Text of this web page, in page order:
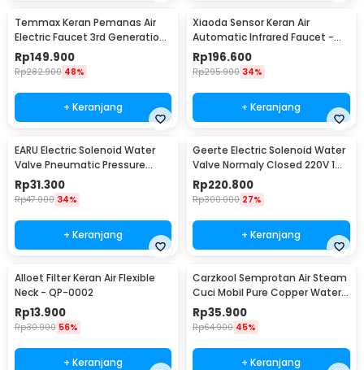
Temmax Keran Pemanas Air
Electric Faucet 3rd Generation
3000W - RX-008
Rp149.900
Rp282.900 48%
+ Keranjang
Xiaoda Sensor Keran Air
Automatic Infrared Faucet -
HD-ZNJSQ-02
Rp196.600
Rp295.900 34%
+ Keranjang
EARU Electric Solenoid Water
Valve Pneumatic Pressure
220V - FCD-180B
Rp31.300
Rp47.000 34%
+ Keranjang
Geerte Electric Solenoid Water
Valve Normaly Closed 220V 1
Inch DN25 - 2W-250-25
Rp220.800
Rp300.000 27%
+ Keranjang
Alloet Filter Keran Air Flexible
Neck - QP-0002
Rp13.900
Rp30.900 56%
+ Keranjang
Carzkool Semprotan Air Steam
Cuci Mobil Pure Copper Water
Gun - CZ207
Rp35.900
Rp64.900 45%
+ Keranjang